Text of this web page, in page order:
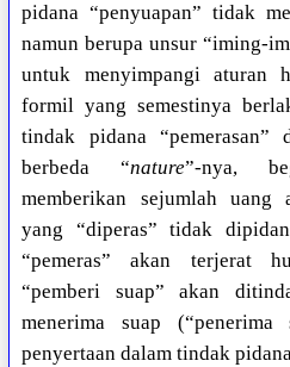
pidana “penyuapan” tidak
namun berupa unsur “iming-
untuk menyimpangi aturan
formil yang semestinya
tindak pidana “pemerasan”
berbeda “nature”-nya,
memberikan sejumlah uang
yang “diperas” tidak
“pemeras” akan terjerat
“pemberi suap” akan
menerima suap (“penerima
penyertaan dalam tindak